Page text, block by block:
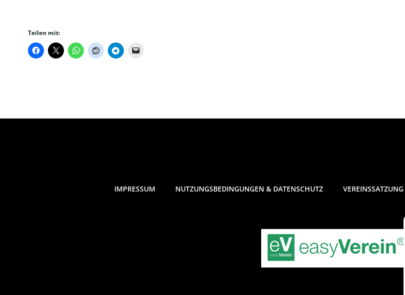
Teilen mit:
IMPRESSUM NUTZUNGSBEDINGUNGEN & DATENSCHUTZ VEREINSSATZUNG